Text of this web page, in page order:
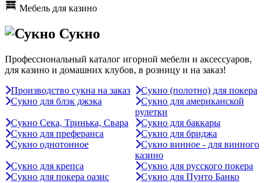
Мебель для казино
Сукно
Профессиональный каталог игорной мебели и аксессуаров,
для казино и домашних клубов, в розницу и на заказ!
Производство сукна на заказ
Сукно (полотно) для покера
Сукно для блэк джэка
Сукно для американской
рулетки
Сукно Сека, Тринька, Свара
Сукно для баккары
Сукно для преферанса
Сукно для бриджа
Сукно однотонное
Сукно винное - для винного
казино
Сукно для крепса
Сукно для русского покера
Сукно для покера оазис
Сукно для Пунто Банко